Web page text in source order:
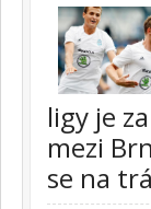
ligy je
mezi
se na